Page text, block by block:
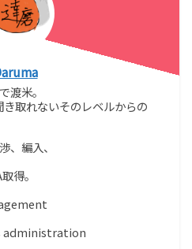
渡米。
取れないそのレベルからの
、編入、
得。
administration